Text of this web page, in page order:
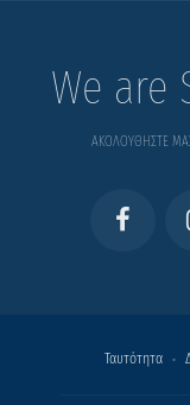
We are
ΑΚΟΛΟΥΘΗΣΤΕ
Ταυτότητα